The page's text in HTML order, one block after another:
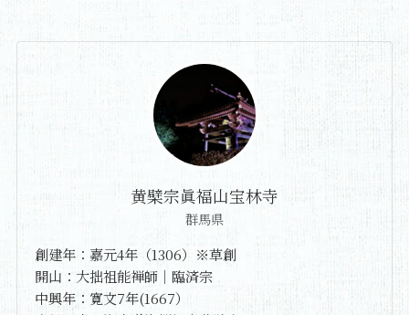
黄檗宗眞福山宝林寺
群馬県
創建年：嘉元4年（1306）※草創
開山：大拙祖能禅師｜臨済宗
中興年：寛文7年(1667）